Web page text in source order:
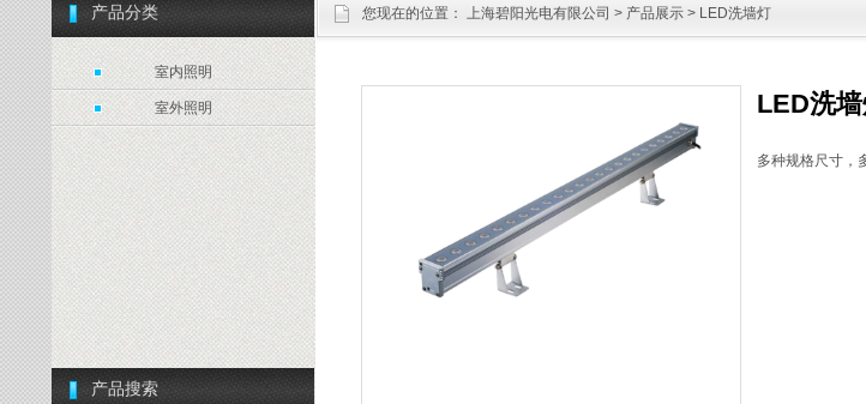
产品搜索
您现在的位置： 上海碧阳光电有限公司 > 产品展示 > LED洗墙灯
产品分类
室内照明
室外照明 LED洗
多种规格尺寸，